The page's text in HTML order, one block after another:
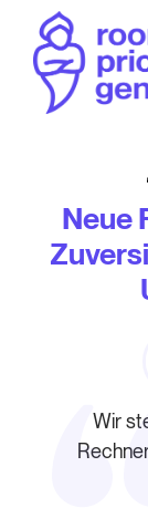
Neue
Wir